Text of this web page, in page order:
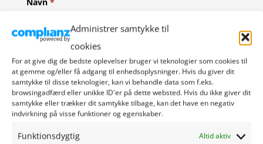
Administrer samtykke til
cookies
For at give dig de bedste oplevelser bruger vi teknologier som cookies til
at gemme og/eller få adgang til enhedsoplysninger. Hvis du giver dit
samtykke til disse teknologier, kan vi behandle data som f.eks.
browsingadfærd eller unikke ID'er på dette websted. Hvis du ikke giver dit
samtykke eller trækker dit samtykke tilbage, kan det have en negativ
indvirkning på visse funktioner og egenskaber.
Funktionsdygtig Altid aktiv
E-mail
Besked*